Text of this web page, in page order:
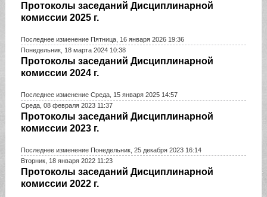
Протоколы заседаний Дисциплинарной
комиссии 2025 г.
Последнее изменение Пятница, 16 января 2026 19:36
Понедельник, 18 марта 2024 10:38
Протоколы заседаний Дисциплинарной
комиссии 2024 г.
Последнее изменение Среда, 15 января 2025 14:57
Среда, 08 февраля 2023 11:37
Протоколы заседаний Дисциплинарной
комиссии 2023 г.
Последнее изменение Понедельник, 25 декабря 2023 16:14
Вторник, 18 января 2022 11:23
Протоколы заседаний Дисциплинарной
комиссии 2022 г.